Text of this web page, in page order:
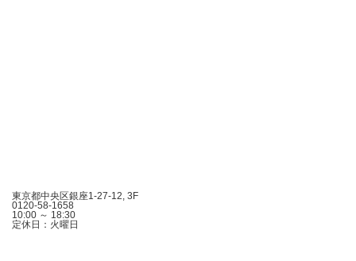
東京都中央区銀座1-27-12, 3F
0120-58-1658
10:00 ～ 18:30
定休日：火曜日